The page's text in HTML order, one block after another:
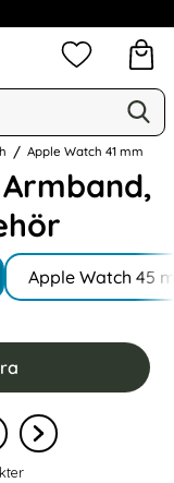
Mina
Apple Watch 41 mm
Apple Watch 45
över sidorna 4 till 6
till sidan
Gå till nästa sida